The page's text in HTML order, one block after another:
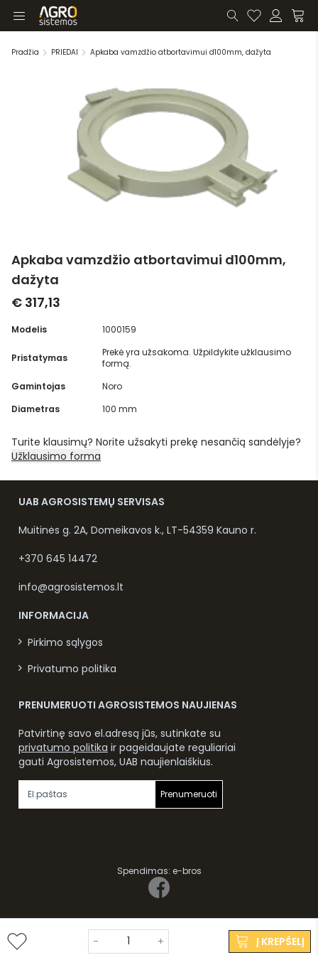
Pradžia PRIEDAI Apkaba vamzdžio atbortavimui d100mm, dažyta
Apkaba vamzdžio atbortavimui d100mm,
dažyta
€ 317,13
Modelis 1000159
Pristatymas
Prekė yra užsakoma. Užpildykite užklausimo
formą.
Gamintojas
Noro
Diametras
100 mm
- + Į KREPŠELĮ
Turite klausimų? Norite užsakyti prekę nesančią sandėlyje?
Užklausimo forma
UAB AGROSISTEMŲ SERVISAS
Muitinės g. 2A, Domeikavos k., LT-54359 Kauno r.
+370 645 14472
info@agrosistemos.lt
INFORMACIJA
Pirkimo sąlygos
Privatumo politika
PRENUMERUOTI AGROSISTEMOS NAUJIENAS
Patvirtinę savo el.adresą jūs, sutinkate su
privatumo politika ir pageidaujate reguliariai
gauti Agrosistemos, UAB naujienlaiškius.
Prenumeruoti
Spendimas: e-bros